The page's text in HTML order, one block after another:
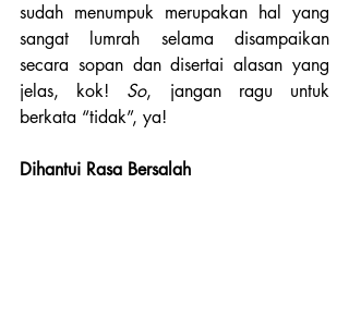
sudah menumpuk merupakan hal yang
sangat lumrah selama disampaikan
secara sopan dan disertai alasan yang
jelas, kok! So, jangan ragu untuk
berkata “tidak”, ya!
Dihantui Rasa Bersalah